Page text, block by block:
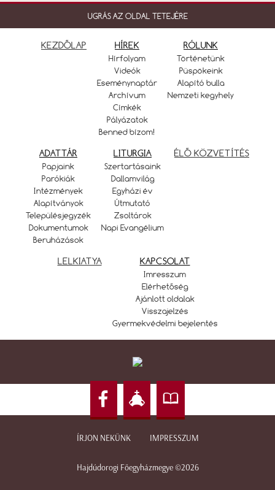
UGRÁS AZ OLDAL TETEJÉRE
KEZDŐLAP HÍREK
Hírfolyam
Videók
Eseménynaptár
Archívum
Címkék
Pályázatok
Benned bízom!
RÓLUNK
Történetünk
Püspökeink
Alapító bulla
Nemzeti kegyhely
ADATTÁR
Papjaink
Parókiák
Intézmények
Alapítványok
Településjegyzék
Dokumentumok
Beruházások
LITURGIA
Szertartásaink
Dallamvilág
Egyházi év
Útmutató
Zsoltárok
Napi Evangélium
ÉLŐ KÖZVETÍTÉS
LELKIATYA KAPCSOLAT
Imresszum
Elérhetőség
Ajánlott oldalak
Visszajelzés
Gyermekvédelmi bejelentés
ÍRJON NEKÜNK IMPRESSZUM
Hajdúdorogi Főegyházmegye ©2026